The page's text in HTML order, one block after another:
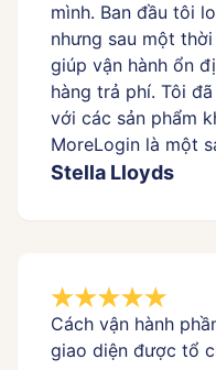
mình. Ban đầu tôi
nhưng sau một
giúp vận hành ổn
hàng trả phí. Tôi
với các sản phẩm
MoreLogin là một
Stella Lloyds
Cách vận hành
giao diện được tổ